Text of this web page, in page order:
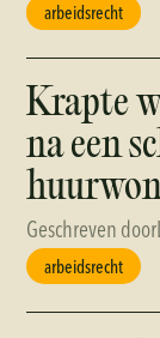
arbeidsrecht
Krapte
na een
Geschreven door
arbeidsrecht